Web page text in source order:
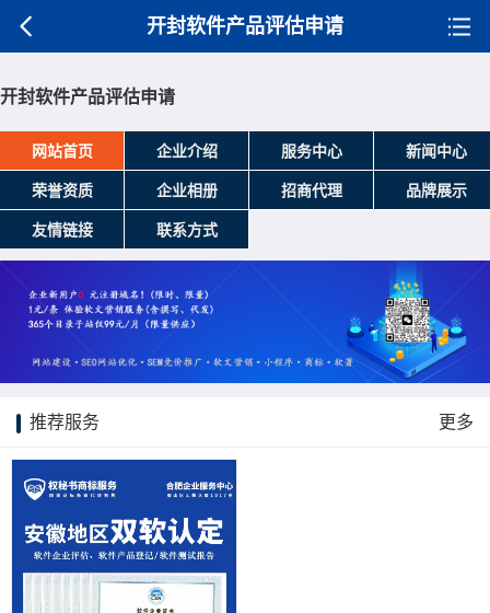
开封软件产品评估申请
开封软件产品评估申请
网站首页 企业介绍 服务中心 新闻中心
荣誉资质 企业相册 招商代理 品牌展示
友情链接 联系方式
推荐服务 更多